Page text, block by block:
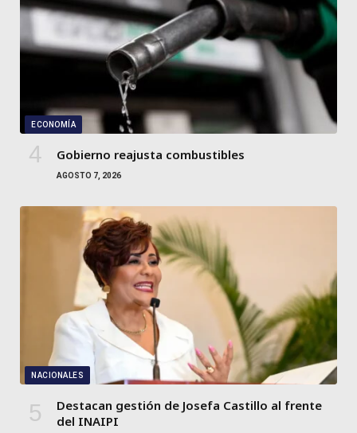
ECONOMÍA
Gobierno reajusta combustibles
AGOSTO 7, 2026
NACIONALES
Destacan gestión de Josefa Castillo al frente
del INAIPI